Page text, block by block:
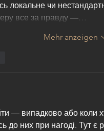
локальне чи
все за правду —…
Mehr anzeigen
— випадково або коли
до них при нагоді. Тут є